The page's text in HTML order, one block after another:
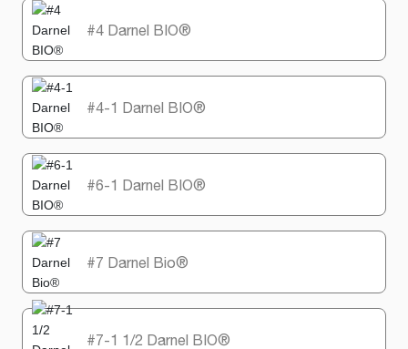
#4 Darnel BIO®
#4-1 Darnel BIO®
#6-1 Darnel BIO®
#7 Darnel Bio®
#7-1 1/2 Darnel BIO®